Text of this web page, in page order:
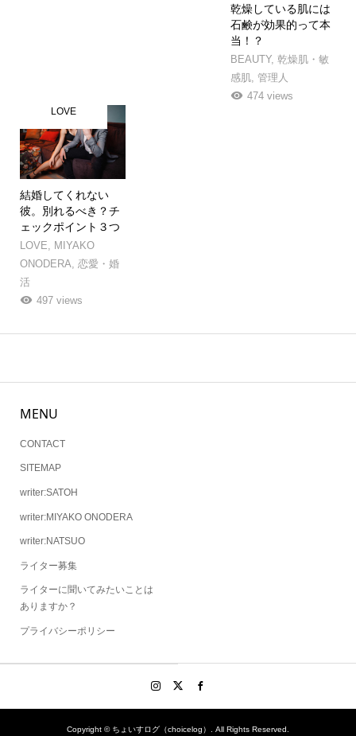
乾燥している肌には
石鹸が効果的って本
当！？
BEAUTY,乾燥肌・敏
感肌,管理人
474 views
結婚してくれない
彼。別れるべき？チ
ェックポイント３つ
LOVE
MIYAKO
ONODERA 恋愛・婚
活
497 views
LOVE
MENU
CONTACT
SITEMAP
writer:SATOH
writer:MIYAKO ONODERA
writer:NATSUO
ライター募集
ライターに聞いてみたいことは
ありますか？
プライバシーポリシー
Copyright ©ちょいすログ（choicelog）. All Rights Reserved.